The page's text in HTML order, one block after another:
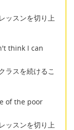
ッスンを切り上
think I can
ラスを続けるこ
of the poor
ッスンを切り上